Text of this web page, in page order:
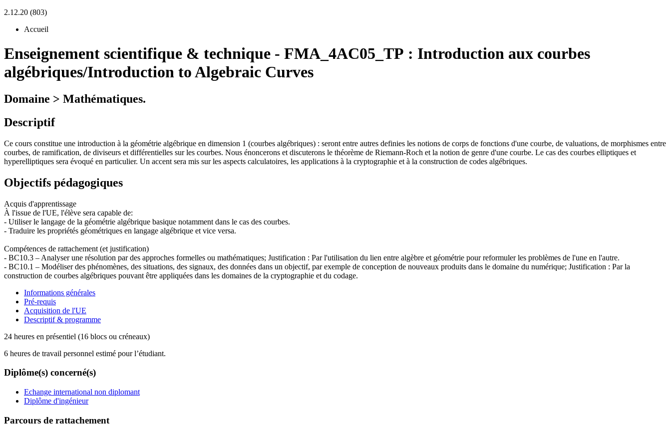
2.12.20 (803)
Accueil
Enseignement scientifique & technique - FMA_4AC05_TP : Introduction aux courbes
algébriques/Introduction to Algebraic Curves
Domaine > Mathématiques.
Descriptif
Ce cours constitue une introduction à la géométrie algébrique en dimension 1 (courbes algébriques) : seront entre autres definies les notions de corps de fonctions d'une courbe, de valuations, de morphismes entre
courbes, de ramification, de diviseurs et différentielles sur les courbes. Nous énoncerons et discuterons le théorème de Riemann-Roch et la notion de genre d'une courbe. Le cas des courbes elliptiques et
hyperelliptiques sera évoqué en particulier. Un accent sera mis sur les aspects calculatoires, les applications à la cryptographie et à la construction de codes algébriques.
Objectifs pédagogiques
Acquis d'apprentissage
À l'issue de l'UE, l'élève sera capable de:
- Utiliser le langage de la géométrie algébrique basique notamment dans le cas des courbes.
- Traduire les propriétés géométriques en langage algébrique et vice versa.
Compétences de rattachement (et justification)
- BC10.3 – Analyser une résolution par des approches formelles ou mathématiques; Justification : Par l'utilisation du lien entre algèbre et géométrie pour reformuler les problèmes de l'une en l'autre.
- BC10.1 – Modéliser des phénomènes, des situations, des signaux, des données dans un objectif, par exemple de conception de nouveaux produits dans le domaine du numérique; Justification : Par la
construction de courbes algébriques pouvant être appliquées dans les domaines de la cryptographie et du codage.
Informations générales
Pré-requis
Acquisition de l'UE
Descriptif & programme
24 heures en présentiel (16 blocs ou créneaux)
6 heures de travail personnel estimé pour l’étudiant.
Diplôme(s) concerné(s)
Echange international non diplomant
Diplôme d'ingénieur
Parcours de rattachement